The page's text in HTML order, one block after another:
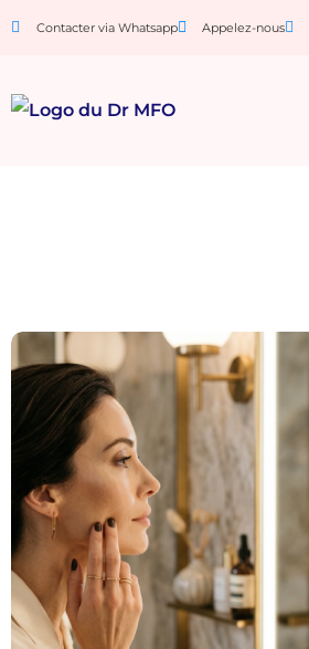
Contacter via Whatsapp Appelez-nous